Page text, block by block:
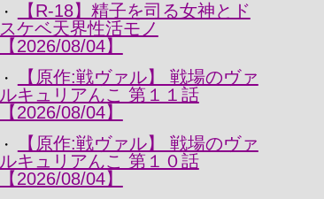
・
【R-18】精子を司る女神とド
スケベ天界性活モノ
【2026/08/04】
・
【原作:戦ヴァル】 戦場のヴァ
ルキュリアんこ 第１１話
【2026/08/04】
・
【原作:戦ヴァル】 戦場のヴァ
ルキュリアんこ 第１０話
【2026/08/04】